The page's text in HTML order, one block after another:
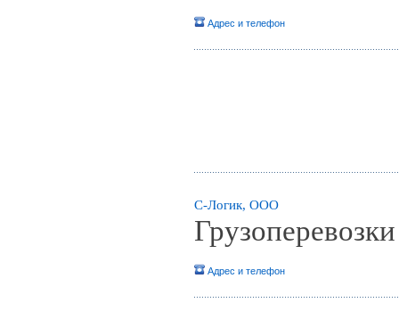
Адрес и телефон
С-Логик, ООО
Адрес и телефон